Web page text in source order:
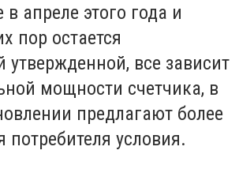
апреле этого года и
пор остается
утвержденной, все зависит
мощности счетчика, в
предлагают более
условия.